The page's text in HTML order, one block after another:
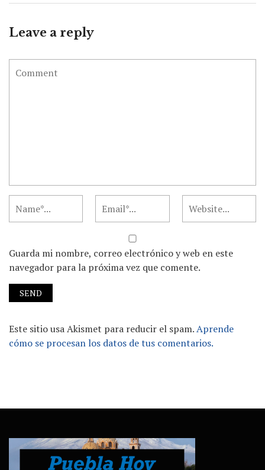
Leave a reply
Guarda mi nombre, correo electrónico y web en este
navegador para la próxima vez que comente.
Este sitio usa Akismet para reducir el spam.Aprende
cómo se procesan los datos de tus comentarios.